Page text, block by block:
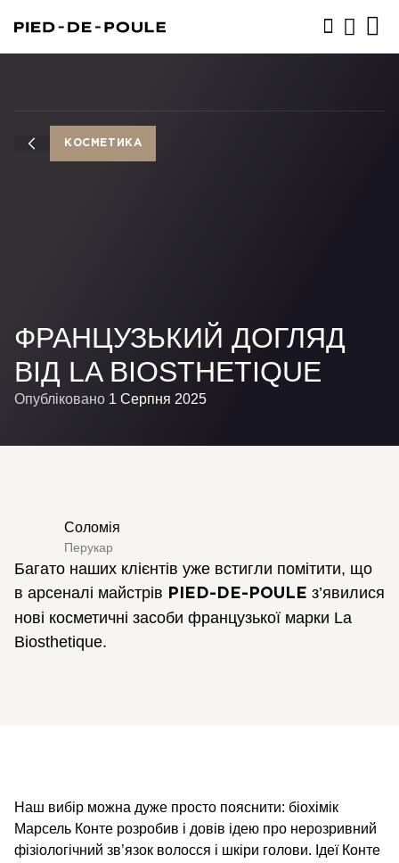
КОСМЕТИКА
ФРАНЦУЗЬКИЙ ДОГЛЯД
ВІД LA BIOSTHETIQUE
Опубліковано 1 Серпня 2025
Соломія
Перукар
Багато наших клієнтів уже встигли помітити, що
в арсеналі майстрів
PIED-DE-POULE з’явилися
нові косметичні засоби французької марки La
Biosthetique.
Наш вибір можна дуже просто пояснити: біохімік
Марсель Конте розробив і довів ідею про нерозривний
фізіологічний зв’язок волосся і шкіри голови. Ідеї Конте